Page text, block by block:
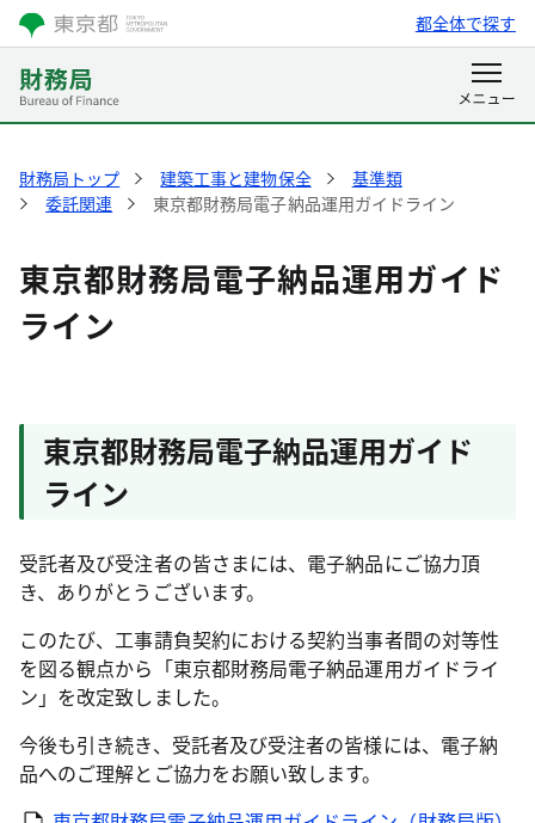
都全体で探す
財務局トップ 建築工事と建物保全
基準類
委託関連
東京都財務局電子納品運用ガイドライン
東京都財務局電子納品運用ガイド
ライン
東京都財務局電子納品運用ガイド
ライン
受託者及び受注者の皆さまには、電子納品にご協力頂
き、ありがとうございます。
このたび、工事請負契約における契約当事者間の対等性
を図る観点から「東京都財務局電子納品運用ガイドライ
ン」を改定致しました。
今後も引き続き、受託者及び受注者の皆様には、電子納
品へのご理解とご協力をお願い致します。